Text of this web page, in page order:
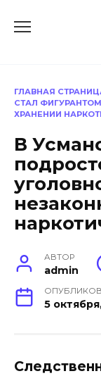
ГЛАВНАЯ
СТАЛ
ХРАНЕНИИ
В
АВТОР
admin
5